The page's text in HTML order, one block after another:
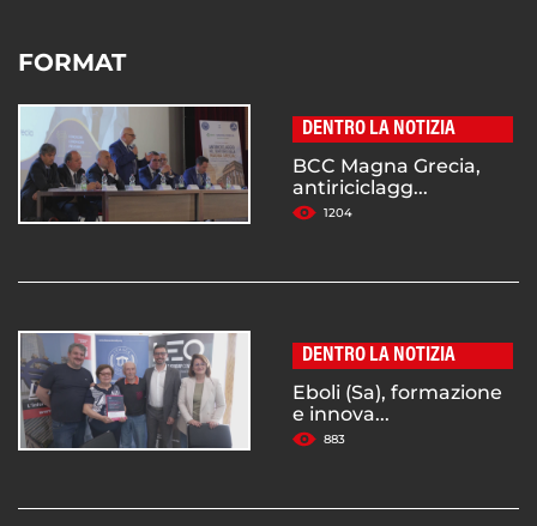
FORMAT
DENTRO LA NOTIZIA
BCC Magna Grecia,
antiriciclagg...
1204
DENTRO LA NOTIZIA
Eboli (Sa), formazione
e innova...
883